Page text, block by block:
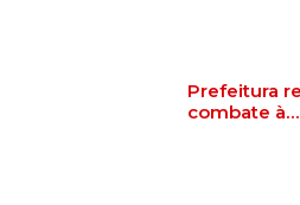
Prefeitura
combate à…